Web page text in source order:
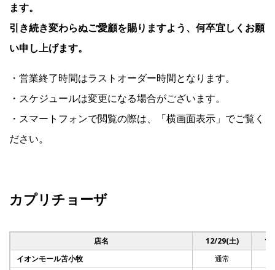
IR情報トップ 投資家の皆様へ
財務・業績情報 IRライブラリー 株式情報 電子公告 IRカレンダー
ます。
引き続き変わらぬご愛顧を賜りますよう、何卒宜しくお願
い申し上げます。
・営業終了時間はラストオーダー時間となります。
・スケジュールは変更になる場合がございます。
・スマートフォンで閲覧の際は、「横画面表示」でご覧く
ださい。
カプリチョーザ
店名 12/29(土)
イオンモール苫小牧
通常